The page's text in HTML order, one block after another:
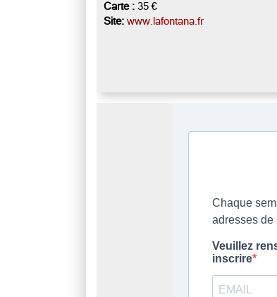
Carte : 35 €
Site: www.lafontana.fr